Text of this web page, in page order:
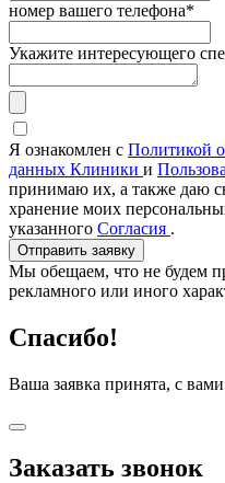
номер вашего телефона*
Укажите интересующего
Я ознакомлен с Политикой
данных Клиники и
принимаю их, а также даю
хранение моих
указанного Согласия .
Отправить заявку
Мы обещаем, что не будем
рекламного или иного
Спасибо!
Ваша заявка принята, с
Заказать звонок